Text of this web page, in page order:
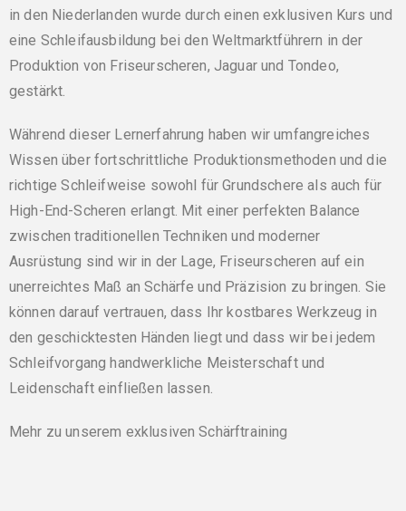
in den Niederlanden wurde durch einen exklusiven Kurs und
eine Schleifausbildung bei den Weltmarktführern in der
Produktion von Friseurscheren, Jaguar und Tondeo,
gestärkt.
Während dieser Lernerfahrung haben wir umfangreiches
Wissen über fortschrittliche Produktionsmethoden und die
richtige Schleifweise sowohl für Grundschere als auch für
High-End-Scheren erlangt. Mit einer perfekten Balance
zwischen traditionellen Techniken und moderner
Ausrüstung sind wir in der Lage, Friseurscheren auf ein
unerreichtes Maß an Schärfe und Präzision zu bringen. Sie
können darauf vertrauen, dass Ihr kostbares Werkzeug in
den geschicktesten Händen liegt und dass wir bei jedem
Schleifvorgang handwerkliche Meisterschaft und
Leidenschaft einfließen lassen.
Mehr zu unserem exklusiven Schärftraining